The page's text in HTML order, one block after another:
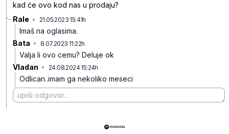
kad će ovo kod nas u prodaju?
Rale • 21.05.2023 15:41h
Imaš na oglasima.
Bata • 8.07.2023 11:22h
Valja li ovo cemu? Deluje ok
Vladan • 24.08.2024 15:24h
Odlican..imam ga nekoliko meseci